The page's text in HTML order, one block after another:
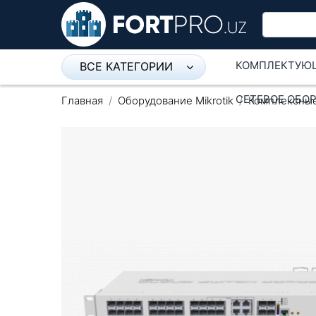
ВСЕ КАТЕГОРИИ
Микрофон
IP Телефония
СЕТЕВОЕ
Главная Оборудование Mikrotik